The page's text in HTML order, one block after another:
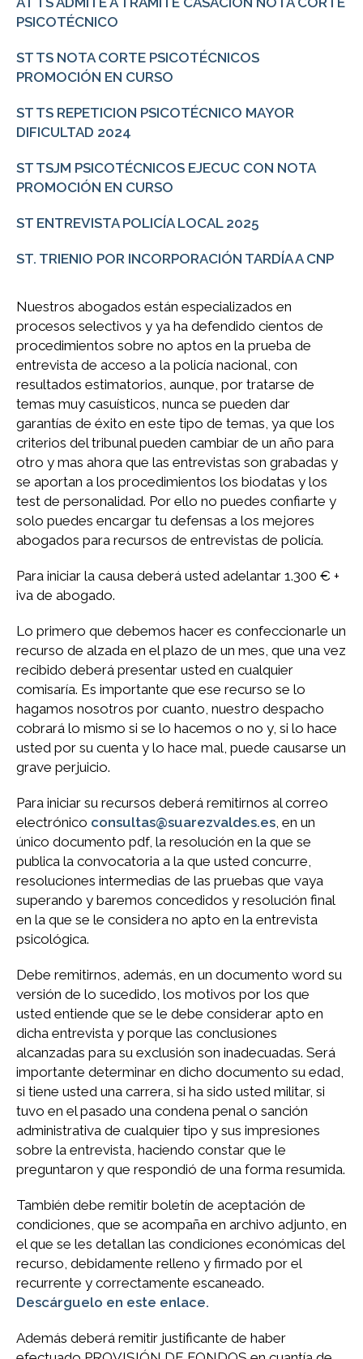
PSICOTÉCNICO
ST TS NOTA CORTE PSICOTÉCNICOS
PROMOCIÓN EN CURSO
ST TS REPETICION PSICOTÉCNICO MAYOR
DIFICULTAD 2024
ST TSJM PSICOTÉCNICOS EJECUC CON NOTA
PROMOCIÓN EN CURSO
ST ENTREVISTA POLICÍA LOCAL 2025
ST. TRIENIO POR INCORPORACIÓN TARDÍA A CNP
Nuestros abogados están especializados en
procesos selectivos y ya ha defendido cientos de
procedimientos sobre no aptos en la prueba de
entrevista de acceso a la policía nacional, con
resultados estimatorios, aunque, por tratarse de
temas muy casuísticos, nunca se pueden dar
garantías de éxito en este tipo de temas, ya que los
criterios del tribunal pueden cambiar de un año para
otro y mas ahora que las entrevistas son grabadas y
se aportan a los procedimientos los biodatas y los
test de personalidad. Por ello no puedes confiarte y
solo puedes encargar tu defensas a los mejores
abogados para recursos de entrevistas de policía.
Para iniciar la causa deberá usted adelantar 1.300 € +
iva de abogado.
Lo primero que debemos hacer es confeccionarle un
recurso de alzada en el plazo de un mes, que una vez
recibido deberá presentar usted en cualquier
comisaría. Es importante que ese recurso se lo
hagamos nosotros por cuanto, nuestro despacho
cobrará lo mismo si se lo hacemos o no y, si lo hace
usted por su cuenta y lo hace mal, puede causarse un
grave perjuicio.
Para iniciar su recursos deberá remitirnos al correo
electrónico consultas@suarezvaldes.es , en un
único documento pdf, la resolución en la que se
publica la convocatoria a la que usted concurre,
resoluciones intermedias de las pruebas que vaya
superando y baremos concedidos y resolución final
en la que se le considera no apto en la entrevista
psicológica.
Debe remitirnos, además, en un documento word su
versión de lo sucedido, los motivos por los que
usted entiende que se le debe considerar apto en
dicha entrevista y porque las conclusiones
alcanzadas para su exclusión son inadecuadas. Será
importante determinar en dicho documento su edad,
si tiene usted una carrera, si ha sido usted militar, si
tuvo en el pasado una condena penal o sanción
administrativa de cualquier tipo y sus impresiones
sobre la entrevista, haciendo constar que le
preguntaron y que respondió de una forma resumida.
También debe remitir boletín de aceptación de
condiciones, que se acompaña en archivo adjunto, en
el que se les detallan las condiciones económicas del
recurso, debidamente relleno y firmado por el
recurrente y correctamente escaneado.
Descárguelo en este enlace.
Además deberá remitir justificante de haber